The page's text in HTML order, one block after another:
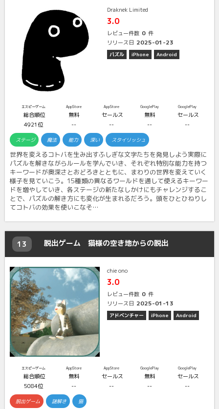
Draknek Limited
3.0
レビュー件数 0 件
リリース日 2025-01-23
パズル iPhone Android
エスピーゲーム
総合順位
4921位
AppStore
無料
--
AppStore
セールス
--
GooglePlay
無料
--
GooglePlay
セールス
--
ステージ 魔法 能力 深い スタイリッシュ
世界を変えるコトバを生み出すふしぎな文字たちを発見しよう実際に
パズルを解きながらルールを学んでいき、それぞれ特別な能力を持つ
キーワードが奥深さとおどろきとともに、まわりの世界を変えていく
様子を見ていこう。15種類の異なるワールドを通して使えるキーワー
ドを増やしていき、各ステージの新たなしかけにもチャレンジするこ
とで、パズルの解き方にも変化が生まれるだろう。頭をひとひねりし
てコトバの効果を使いこなそ…
13 脱出ゲーム 猫様の空き地からの脱出
chie ono
3.0
レビュー件数 0 件
リリース日 2025-01-13
アドベンチャー iPhone Android
エスピーゲーム
総合順位
5084位
AppStore
無料
--
AppStore
セールス
--
GooglePlay
無料
--
GooglePlay
セールス
--
脱出ゲーム 謎解き 猫